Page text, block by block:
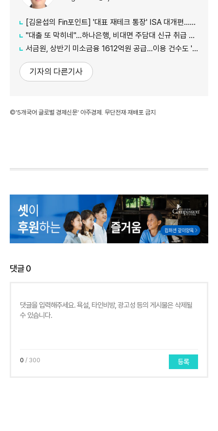
[김윤섭의 Fin포인트] '대표 재테크 통장' ISA 대개편…나에게 맞는 전략은?
"대출 또 막히네"…하나은행, 비대면 주담대 신규 취급 중단
서금원, 상반기 미소금융 1612억원 공급…이용 건수도 '역대 최대'
기자의 다른기사
©'5개국어 글로벌 경제신문' 아주경제. 무단전재·재배포 금지
댓글0
0 / 300 등록